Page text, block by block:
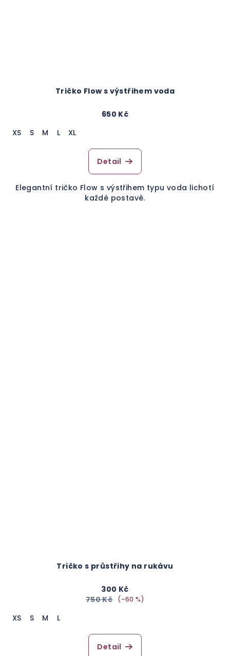
Tričko Flow s výstřihem voda
650 Kč
XS
S M L XL
Detail
Elegantní tričko Flow s výstřihem typu voda lichotí
každé postavě.
Tričko s průstřihy na rukávu
300 Kč
750 Kč
(–60 %)
XS S M L
Detail